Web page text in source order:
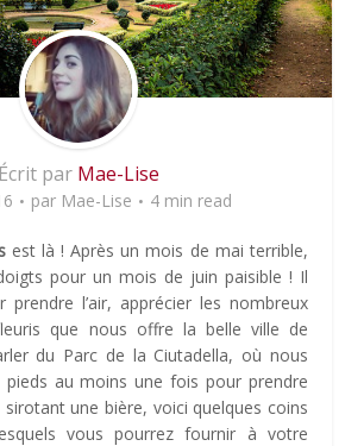
Écrit par Mae-Lise
par Mae-Lise 4 min read
est là ! Après un mois de mai terrible,
pour un mois de juin paisible ! Il
l’air, apprécier les nombreux
que nous offre la belle ville de
du Parc de la Ciutadella, où nous
au moins une fois pour prendre
sirotant une bière, voici quelques coins
vous pourrez fournir à votre